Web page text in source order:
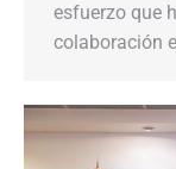
esfuerzo que
colaboración